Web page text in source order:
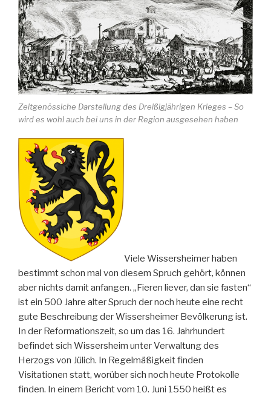
Zeitgenössiche Darstellung des Dreißigjährigen Krieges – So
wird es wohl auch bei uns in der Region ausgesehen haben
Viele Wissersheimer haben
bestimmt schon mal von diesem Spruch gehört, können
aber nichts damit anfangen. „Fieren liever, dan sie fasten“
ist ein 500 Jahre alter Spruch der noch heute eine recht
gute Beschreibung der Wissersheimer Bevölkerung ist.
In der Reformationszeit, so um das 16. Jahrhundert
befindet sich Wissersheim unter Verwaltung des
Herzogs von Jülich. In Regelmäßigkeit finden
Visitationen statt, worüber sich noch heute Protokolle
finden. In einem Bericht vom 10. Juni 1550 heißt es